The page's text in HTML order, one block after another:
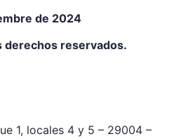
de 2024
derechos reservados.
1, locales 4 y 5 – 29004 –